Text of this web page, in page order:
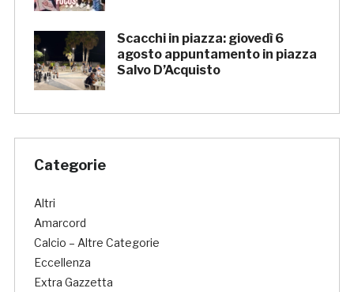
Scacchi in piazza: giovedì 6
agosto appuntamento in piazza
Salvo D’Acquisto
Categorie
Altri
Amarcord
Calcio – Altre Categorie
Eccellenza
Extra Gazzetta